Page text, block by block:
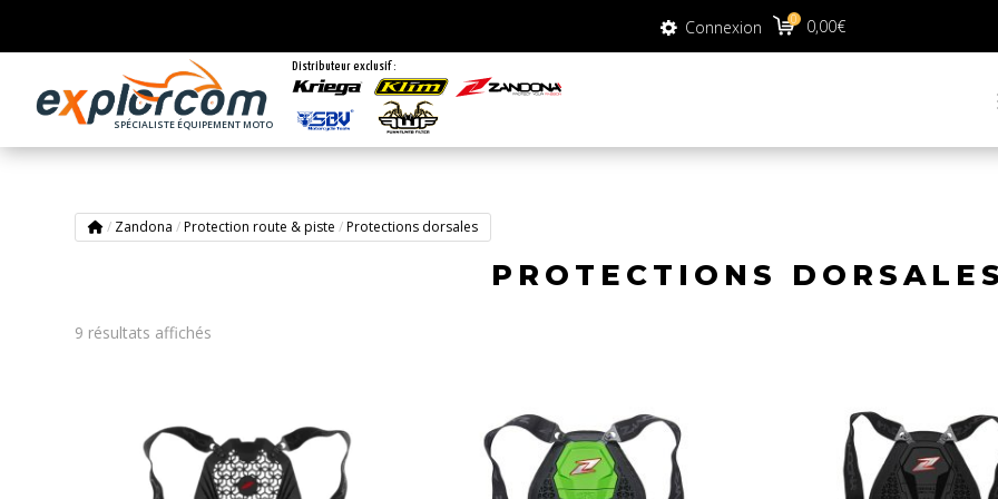
Connexion 0,00€
0
Connexion 0,00€
0
SPÉCIALISTE ÉQUIPEMENT MOTO
Distributeur exclusif :
/ Zandona /Protection route & piste /Protections dorsales
PROTECTIONS
9 résultats affichés